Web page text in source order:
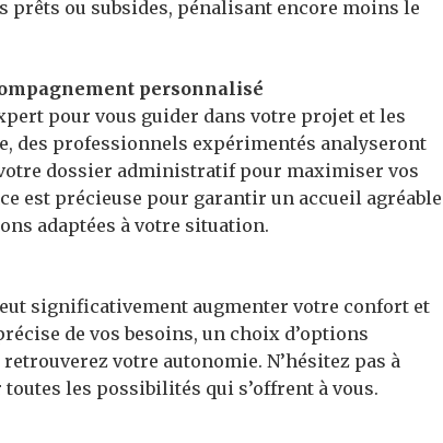
ou subsides, pénalisant encore moins le
personnalisé
pour vous guider dans votre projet et les
des professionnels expérimentés analyseront
dossier administratif pour maximiser vos
est précieuse pour garantir un accueil agréable
adaptées à votre situation.
significativement augmenter votre confort et
de vos besoins, un choix d’options
votre autonomie. N’hésitez pas à
les possibilités qui s’offrent à vous.